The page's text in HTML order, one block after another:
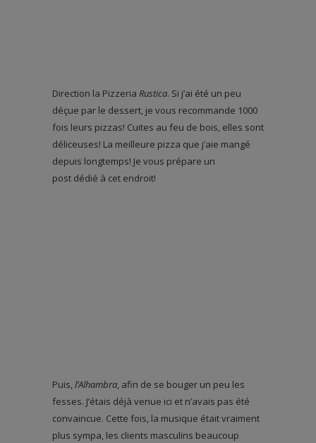
Direction la Pizzeria Rustica. Si j’ai été un peu
déçue par le dessert, je vous recommande 1000
fois leurs pizzas! Cuites au feu de bois, elles sont
déliceuses! La meilleure pizza que j’aie mangé
depuis longtemps! Je vous prépare un
post dédié à cet endroit!
Puis,l’Alhambra, afin de se bouger un peu les
fesses. J’étais déjà venue ici et n’avais pas été
convaincue. Cette fois, la musique était vraiment
plus sympa, les clients masculins beaucoup